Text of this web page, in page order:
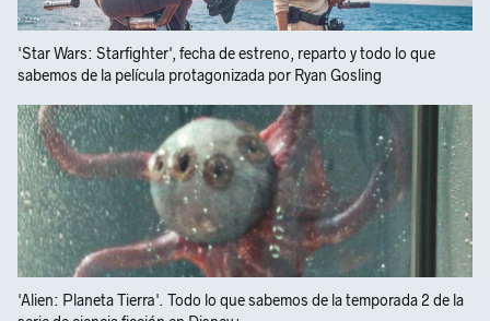
'Star Wars: Starfighter', fecha de estreno, reparto y todo lo que
sabemos de la película protagonizada por Ryan Gosling
'Alien: Planeta Tierra'. Todo lo que sabemos de la temporada 2 de la